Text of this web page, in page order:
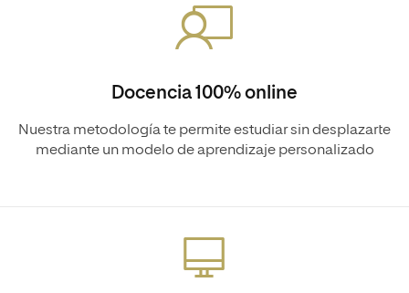
Docencia 100% online
Nuestra metodología te permite estudiar sin desplazarte
mediante un modelo de aprendizaje personalizado